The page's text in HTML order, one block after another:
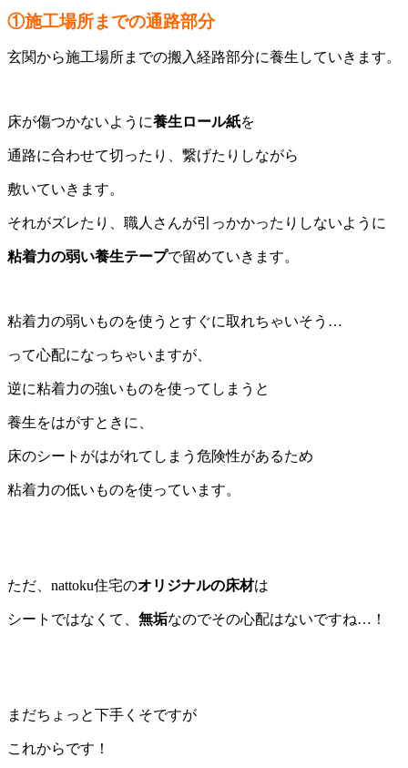
①施工場所までの通路部分
玄関から施工場所までの搬入経路部分に養生していきます。
床が傷つかないように養生ロール紙を
通路に合わせて切ったり、繋げたりしながら
敷いていきます。
それがズレたり、職人さんが引っかかったりしないように
粘着力の弱い養生テープで留めていきます。
粘着力の弱いものを使うとすぐに取れちゃいそう…
って心配になっちゃいますが、
逆に粘着力の強いものを使ってしまうと
養生をはがすときに、
床のシートがはがれてしまう危険性があるため
粘着力の低いものを使っています。
ただ、nattoku住宅のオリジナルの床材は
シートではなくて、 無垢なのでその心配はないですね…！
まだちょっと下手くそですが
これからです！